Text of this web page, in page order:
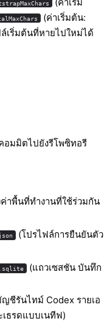
(ค่าเริ่มต้น:
เริ่มต้นที่หายไปใหม่ได้
มมิตไปยังรีโพซิทอรี
าพื้นที่ทำงานที่ใช้ร่วมกัน
(โปรไฟล์การยืนยันตัว
(แถวเซสชัน บันทึก
ชีรันไทม์ Codex รายเอ
ธรดแบบเนทีฟ)